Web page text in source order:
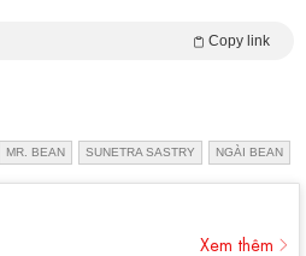
Copy link
MR. BEAN SUNETRA SASTRY NGÀI BEAN
Xem thêm